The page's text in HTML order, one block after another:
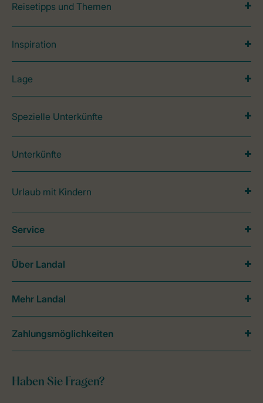
Reisetipps und Themen
Inspiration
Lage
Spezielle Unterkünfte
Unterkünfte
Urlaub mit Kindern
Haben Sie Fragen?
Service
Über Landal
Mehr Landal
Zahlungsmöglichkeiten